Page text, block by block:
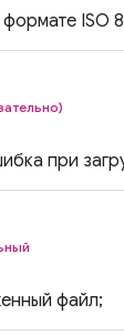
ISO
при
файл;